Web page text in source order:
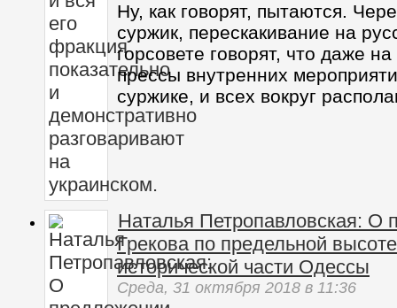
Ну, как говорят, пытаются.
суржик, перескакивание на
горсовете говорят, что даже
прессы внутренних
суржике, и всех вокруг
Наталья Петропавловская: О
Грекова по предельной
исторической части Одессы
Среда, 31 октября 2018 в 11:36